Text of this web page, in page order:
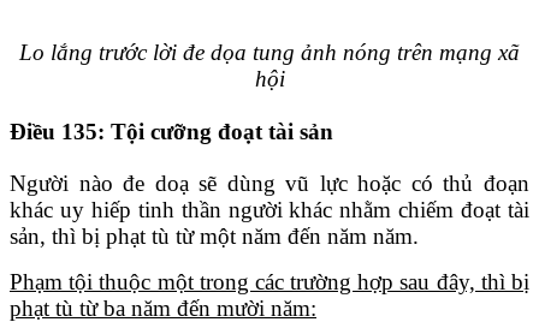
Lo lắng trước lời đe dọa tung ảnh nóng trên mạng xã
hội
Điều 135: Tội cưỡng đoạt tài sản
Người nào đe doạ sẽ dùng vũ lực hoặc có thủ đoạn
khác uy hiếp tinh thần người khác nhằm chiếm đoạt tài
sản, thì bị phạt tù từ một năm đến năm năm.
Phạm tội thuộc một trong các trường hợp sau đây, thì bị
phạt tù từ ba năm đến mười năm: